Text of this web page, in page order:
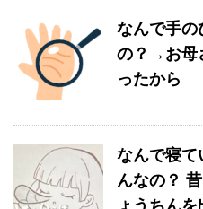
なんで手の
の？→お母
ったから
なんで寝て
んなの？
ょうちん